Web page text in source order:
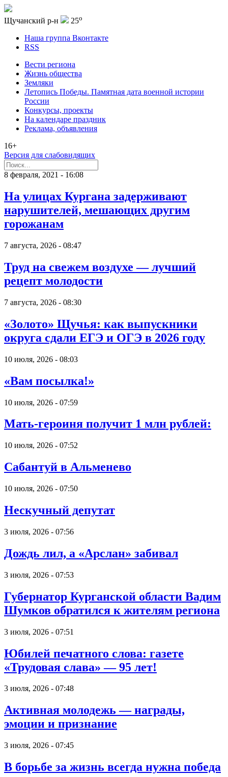
Щучанский р-н 25o
Наша группа Вконтакте
RSS
Вести региона
Жизнь общества
Земляки
Летопись Победы. Памятная дата военной истории
России
Конкурсы, проекты
На календаре праздник
Реклама, объявления
16+
Версия для слабовидящих
8 февраля, 2021 - 16:08
На улицах Кургана задерживают
нарушителей, мешающих другим
горожанам
7 августа, 2026 - 08:47
Труд на свежем воздухе — лучший
рецепт молодости
7 августа, 2026 - 08:30
«Золото» Щучья: как выпускники
округа сдали ЕГЭ и ОГЭ в 2026 году
10 июля, 2026 - 08:03
«Вам посылка!»
10 июля, 2026 - 07:59
Мать-героиня получит 1 млн рублей:
10 июля, 2026 - 07:52
Сабантуй в Альменево
10 июля, 2026 - 07:50
Нескучный депутат
3 июля, 2026 - 07:56
Дождь лил, а «Арслан» забивал
3 июля, 2026 - 07:53
Губернатор Курганской области Вадим
Шумков обратился к жителям региона
3 июля, 2026 - 07:51
Юбилей печатного слова: газете
«Трудовая слава» — 95 лет!
3 июля, 2026 - 07:48
Активная молодежь — награды,
эмоции и признание
3 июля, 2026 - 07:45
В борьбе за жизнь всегда нужна победа